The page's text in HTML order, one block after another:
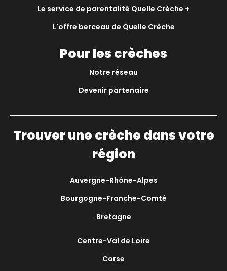
Le service de parentalité Quelle Crèche +
L'offre berceau de Quelle Crèche
Pour les crèches
Notre réseau
Devenir partenaire
Trouver une crèche dans votre
région
Auvergne-Rhône-Alpes
Bourgogne-Franche-Comté
Bretagne
Centre-Val de Loire
Corse